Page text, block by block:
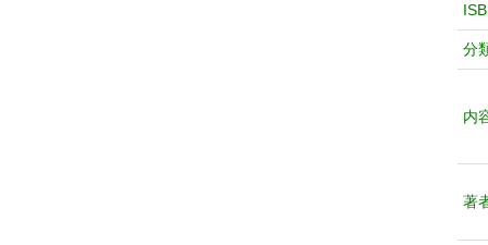
分
内
著